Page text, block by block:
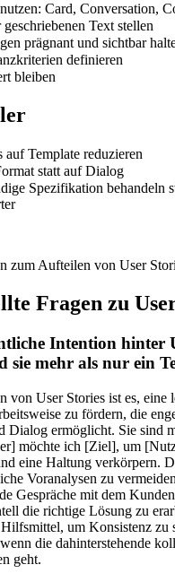
Card, Conversation,
Text stellen
prägnant und sichtbar
definieren
bleiben
auf Template reduzieren
statt auf Dialog
Spezifikation behandeln
zum Aufteilen von User
Fragen zu
Intention hinter
sie mehr als nur ein
von User Stories ist es, eine
zu fördern, die
Dialog ermöglicht. Sie sind
möchte ich [Ziel], um
eine Haltung verkörpern.
Voranalysen zu
Gespräche mit dem
die richtige Lösung zu
um Konsistenz zu
die dahinterstehende
geht.